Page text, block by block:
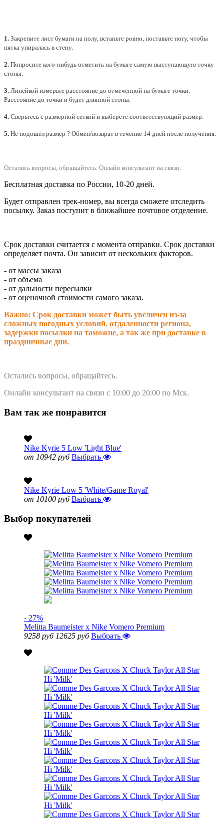
1. Закрепите лист бумаги на полу, встаньте ровно, поставьте ногу, чтобы
пятка упиралась в стену.
2. Попросите кого-нибудь отметить на бумаге самую выступающую точку
стопы.
3. Линейкой измерьте расстояние до отмеченной на бумаге точки.
Расстояние до точки и будет длинной стопы.
4. Сверьтесь с размерной сеткой и выберете соответствующий размер.
5. Не подошёл размер ? Обмен/возврат в течение 14 дней после получения.
Остались вопросы, обращайтесь. Онлайн консультант на связи.
Бесплатная доставка по России, 10-20 дней.
Будет отправлен трек-номер, вы всегда сможете отследить
посылку. Заказ поступит в ближайшее почтовое отделение.
Срок доставки считается с момента отправки. Срок доставки
определяет почта. Он зависит от нескольких факторов.
- от массы заказа
- от объема
- от дальности пересылки
- от оценочной стоимости самого заказа.
Важно: Срок доставки может быть увеличен из-за
сложных погодных условий. отдаленности региона,
задержки посылки на таможне, а так же при доставке в
праздничные дни.
Остались вопросы, обращайтесь.
Онлайн консультант на связи с 10:00 до 20:00 по Мск.
Вам так же понравится
Nike Kyrie 5 Low 'Light Blue'
от 10942 руб Выбрать
Nike Kyrie Low 5 'White/Game Royal'
от 10100 руб Выбрать
Выбор покупателей
- 27%
Melitta Baumeister x Nike Vomero Premium
9258 руб 12625 руб Выбрать